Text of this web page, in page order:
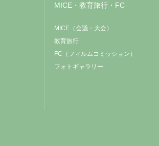
MICE・教育旅行・FC
MICE（会議・大会）
教育旅行
FC（フィルムコミッション）
フォトギャラリー